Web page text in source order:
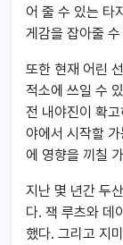
어 줄 수 있는 타
게감을 잡아줄
또한 현재 어린
적소에 쓰일 수
전 내야진이 확
야에서 시작할
에 영향을 끼칠
지난 몇 년간 두
다. 잭 루츠와 데
했다. 그리고 지